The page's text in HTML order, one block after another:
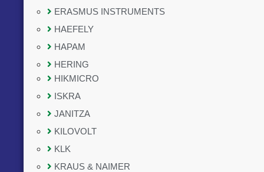
ERASMUS INSTRUMENTS
HAEFELY
HAPAM
HERING
HIKMICRO
ISKRA
JANITZA
KILOVOLT
KLK
KRAUS & NAIMER